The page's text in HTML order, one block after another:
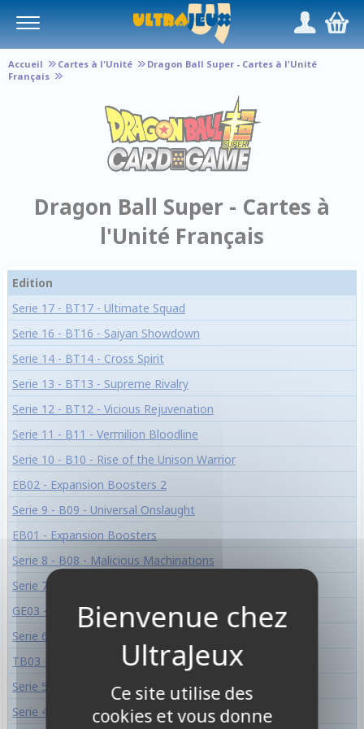
/,
Accueil Cartes à l'Unité
Dragon Ball Super - Cartes à l'Unité
Français
Dragon Ball Super - Cartes à
l'Unité Français
Edition
Serie 17 - BT17 - Ultimate Squad
Serie 16 - BT16 - Saiyan Showdown
Serie 14 - BT14 - Cross Spirit
Serie 13 - BT13 - Supreme Rivalry
Serie 12 - BT12 - Vicious Rejuvenation
Serie 11 - B11 - Vermilion Bloodline
Serie 10 - B10 - Rise of the Unison Warrior
EB02 - Expansion Boosters 2
Serie 9 - B09 - Universal Onslaught
EB01 - Expansion Boosters
Serie 8 - B08 - Malicious Machinations
Serie 7 - B07 - Assault of the Saiyans
GE03 - Expansion Set - Série 6
Serie 6 - B06 - Destroyer Kings
TB03 - Clash of Fates
Serie 5 - B05 - Miraculous Revival
Serie 4 - B04 - Colossal Warfare
Ce site utilise des
cookies et vous donne